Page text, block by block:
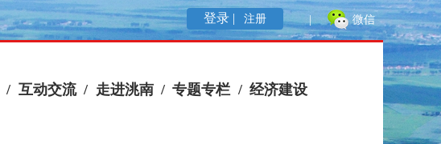
微信
登录 | 注册
/ 互动交流 / 走进洮南 / 专题专栏 / 经济建设